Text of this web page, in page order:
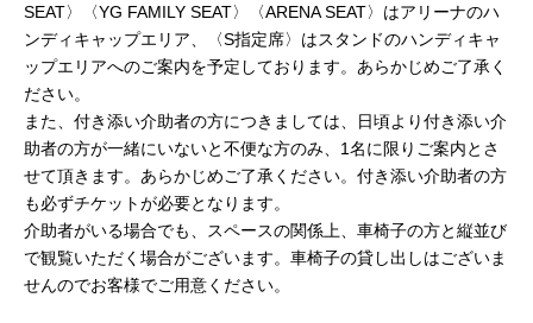
SEAT〉〈YG FAMILY SEAT〉〈ARENA SEAT〉はアリーナのハ
ンディキャップエリア、〈S指定席〉はスタンドのハンディキャ
ップエリアへのご案内を予定しております。あらかじめご了承く
ださい。
また、付き添い介助者の方につきましては、日頃より付き添い介
助者の方が一緒にいないと不便な方のみ、1名に限りご案内とさ
せて頂きます。あらかじめご了承ください。付き添い介助者の方
も必ずチケットが必要となります。
介助者がいる場合でも、スペースの関係上、車椅子の方と縦並び
で観覧いただく場合がございます。車椅子の貸し出しはございま
せんのでお客様でご用意ください。